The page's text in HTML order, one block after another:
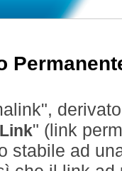
Link" (link
stabile ad